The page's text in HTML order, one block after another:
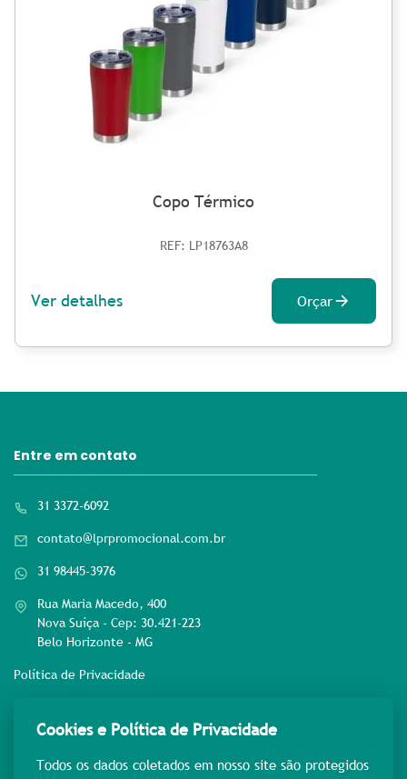
Copo Térmico
REF: LP18763A8
Ver detalhes Orçar
Entre em contato
31 3372-6092
contato@lprpromocional.com.br
31 98445-3976
Rua Maria Macedo, 400
Nova Suíça - Cep: 30.421-223
Belo Horizonte - MG
Política de Privacidade
Rede sociais
Cookies e Política de Privacidade
Todos os dados coletados em nosso site são protegidos